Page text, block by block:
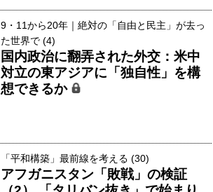
9・11から20年｜絶対の「自由と民主」が去っ
た世界で (4)
国内政治に翻弄された外交：米中
対立の東アジアに「独自性」を構
想できるか
「平和構築」最前線を考える (30)
アフガニスタン「敗戦」の検証